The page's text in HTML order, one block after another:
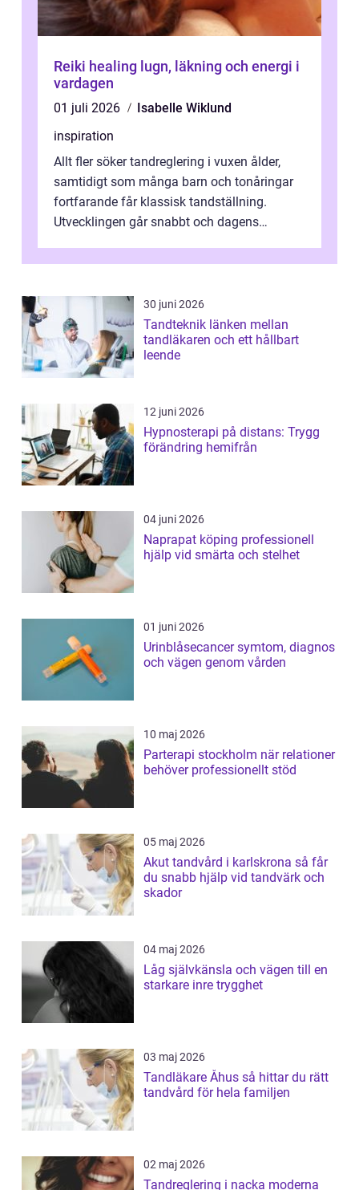
Reiki healing lugn, läkning och energi i
vardagen
01 juli 2026
Isabelle Wiklund
inspiration
Allt fler söker tandreglering i vuxen ålder,
samtidigt som många barn och tonåringar
fortfarande får klassisk tandställning.
Utvecklingen går snabbt och dagens
30 juni 2026
Tandteknik länken mellan
tandläkaren och ett hållbart
leende
12 juni 2026
Hypnosterapi på distans: Trygg
förändring hemifrån
04 juni 2026
Naprapat köping professionell
hjälp vid smärta och stelhet
01 juni 2026
Urinblåsecancer symtom, diagnos
och vägen genom vården
10 maj 2026
Parterapi stockholm när relationer
behöver professionellt stöd
05 maj 2026
Akut tandvård i karlskrona så får
du snabb hjälp vid tandvärk och
skador
04 maj 2026
Låg självkänsla och vägen till en
starkare inre trygghet
03 maj 2026
Tandläkare Åhus så hittar du rätt
tandvård för hela familjen
02 maj 2026
Tandreglering i nacka moderna